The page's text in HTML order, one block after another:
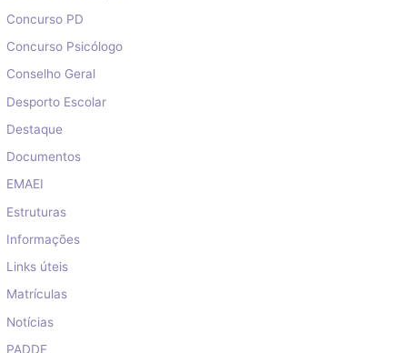
Concurso PD
Concurso Psicólogo
Conselho Geral
Desporto Escolar
Destaque
Documentos
EMAEI
Estruturas
Informações
Links úteis
Matrículas
Notícias
PADDE